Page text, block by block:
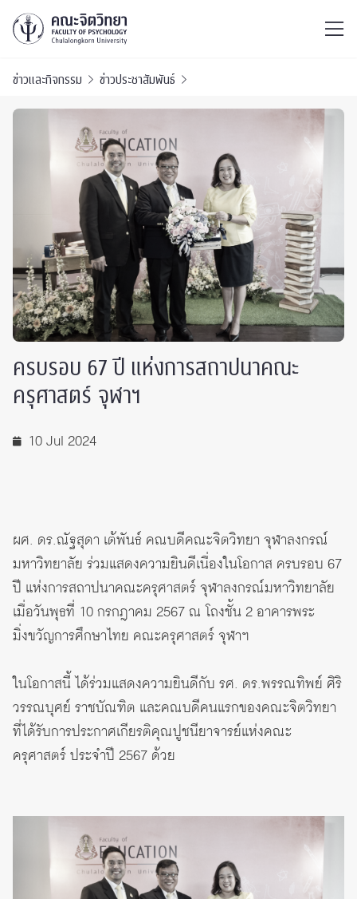
ข่าวและกิจกรรม ข่าวประชาสัมพันธ์
ครบรอบ 67 ปี แห่งการสถาปนาคณะ
ครุศาสตร์ จุฬาฯ
10 Jul 2024
ผศ. ดร.ณัฐสุดา เต้พันธ์ คณบดีคณะจิตวิทยา จุฬาลงกรณ์
มหาวิทยาลัย ร่วมแสดงความยินดีเนื่องในโอกาส ครบรอบ 67
ปี แห่งการสถาปนาคณะครุศาสตร์ จุฬาลงกรณ์มหาวิทยาลัย
เมื่อวันพุธที่ 10 กรกฎาคม 2567 ณ โถงชั้น 2 อาคารพระ
มิ่งขวัญการศึกษาไทย คณะครุศาสตร์ จุฬาฯ
ในโอกาสนี้ ได้ร่วมแสดงความยินดีกับ รศ. ดร.พรรณทิพย์ ศิริ
วรรณบุศย์ ราชบัณฑิต และคณบดีคนแรกของคณะจิตวิทยา
ที่ได้รับการประกาศเกียรติคุณปูชนียาจารย์แห่งคณะ
ครุศาสตร์ ประจำปี 2567 ด้วย